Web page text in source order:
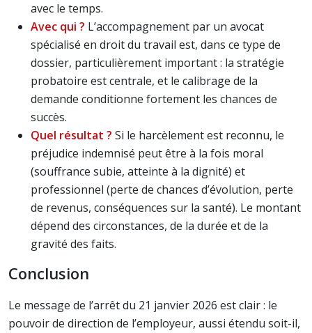
avec le temps.
Avec qui ? L’accompagnement par un avocat
spécialisé en droit du travail est, dans ce type de
dossier, particulièrement important : la stratégie
probatoire est centrale, et le calibrage de la
demande conditionne fortement les chances de
succès.
Quel résultat ? Si le harcèlement est reconnu, le
préjudice indemnisé peut être à la fois moral
(souffrance subie, atteinte à la dignité) et
professionnel (perte de chances d’évolution, perte
de revenus, conséquences sur la santé). Le montant
dépend des circonstances, de la durée et de la
gravité des faits.
Conclusion
Le message de l’arrêt du 21 janvier 2026 est clair : le
pouvoir de direction de l’employeur, aussi étendu soit-il,